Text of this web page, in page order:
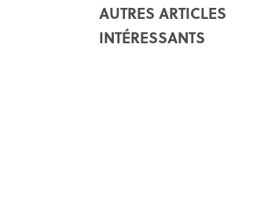
AUTRES ARTICLES
INTÉRESSANTS